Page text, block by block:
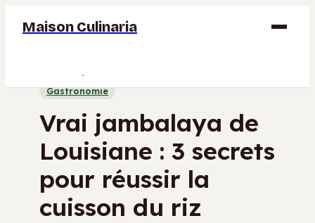
Maison Culinaria
Gastronomie
Bricolage
Gastronomie
Vrai jambalaya de
Louisiane : 3 secrets
pour réussir la
cuisson du riz